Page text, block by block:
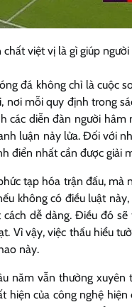
chất việt vị là gì giúp
đá không chỉ là cuộc
nơi mỗi quy định trong
các diễn đàn người
luận nảy lửa. Đối với
điển nhất cần được giải
tạp hóa trận đấu,
không có điều luật
dễ dàng. Điều đó
Vì vậy, việc thấu hiểu
này.
năm vẫn thường
hiện của công nghệ